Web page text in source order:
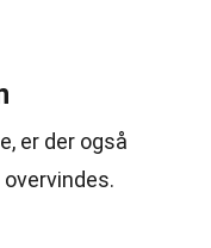
er der også